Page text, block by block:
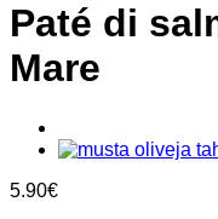
Paté di
Mare
5.90€